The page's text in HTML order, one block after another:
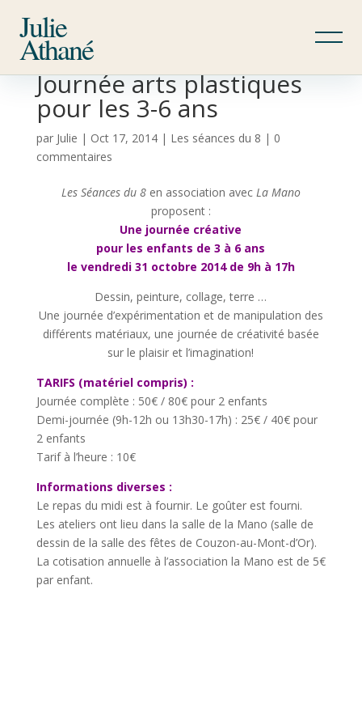
Julie
Athané
Journée arts plastiques
pour les 3-6 ans
par Julie | Oct 17, 2014| Les séances du 8 | 0
commentaires
Les Séances du 8en association avec La Mano
proposent :
Une journée créative
pour les enfants de 3 à 6 ans
le vendredi 31 octobre 2014 de 9h à 17h
Dessin, peinture, collage, terre …
Une journée d’expérimentation et de manipulation des
différents matériaux, une journée de créativité basée
sur le plaisir et l’imagination!
TARIFS (matériel compris) :
Journée complète : 50€ / 80€ pour 2 enfants
Demi-journée (9h-12h ou 13h30-17h) : 25€ / 40€ pour
2 enfants
Tarif à l’heure : 10€
Informations diverses :
Le repas du midi est à fournir. Le goûter est fourni.
Les ateliers ont lieu dans la salle de la Mano (salle de
dessin de la salle des fêtes de Couzon-au-Mont-d’Or).
La cotisation annuelle à l’association la Mano est de 5€
par enfant.